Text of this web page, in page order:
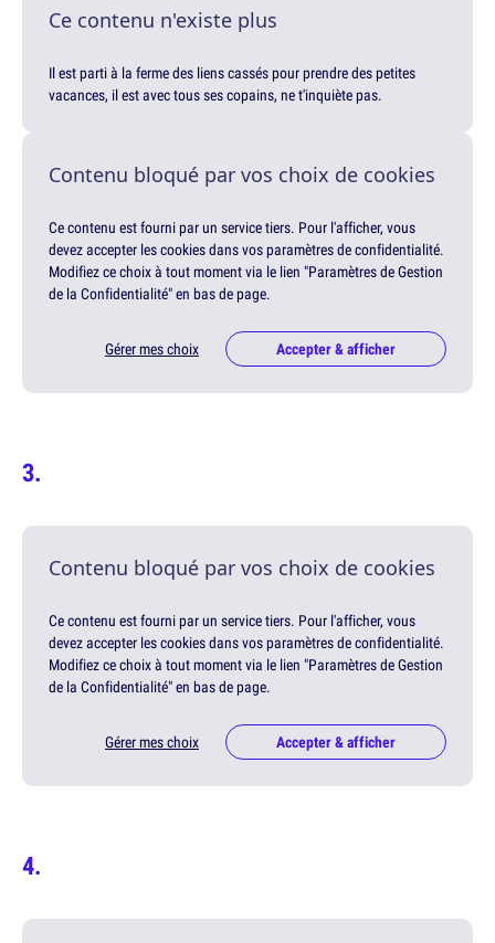
Ce contenu n'existe plus
Il est parti à la ferme des liens cassés pour prendre des petites
vacances, il est avec tous ses copains, ne t'inquiète pas.
Contenu bloqué par vos choix de cookies
Ce contenu est fourni par un service tiers. Pour l'afficher, vous
devez accepter les cookies dans vos paramètres de confidentialité.
Modifiez ce choix à tout moment via le lien "Paramètres de Gestion
de la Confidentialité" en bas de page.
Gérer mes choix Accepter & afficher
Contenu bloqué par vos choix de cookies
Ce contenu est fourni par un service tiers. Pour l'afficher, vous
devez accepter les cookies dans vos paramètres de confidentialité.
Modifiez ce choix à tout moment via le lien "Paramètres de Gestion
de la Confidentialité" en bas de page.
Gérer mes choix Accepter & afficher